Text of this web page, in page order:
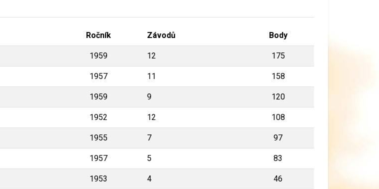
Ročník Závodů Body
1959 12 175
1957 11 158
1959 9 120
1952 12 108
1955 7 97
1957 5 83
1953 4 46